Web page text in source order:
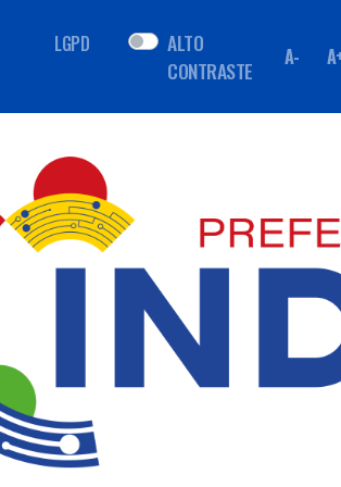
LGPD
ALTO
CONTRASTE
A-